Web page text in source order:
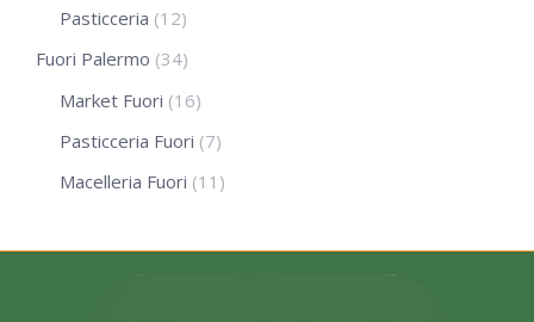
Pasticceria (12)
Fuori Palermo (34)
Market Fuori (16)
Pasticceria Fuori (7)
Macelleria Fuori (11)